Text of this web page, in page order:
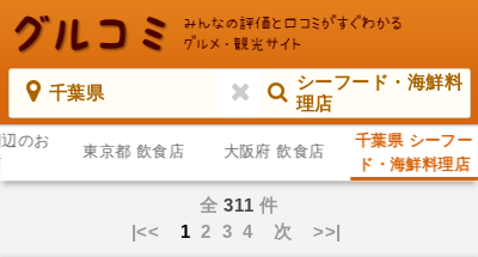
千葉県
シーフード・海鮮料
理店
のお
東京都 飲食店 大阪府 飲食店
千葉県 シーフー
ド・海鮮料理店
全311 件
|<< 12 3 4 次 >>|